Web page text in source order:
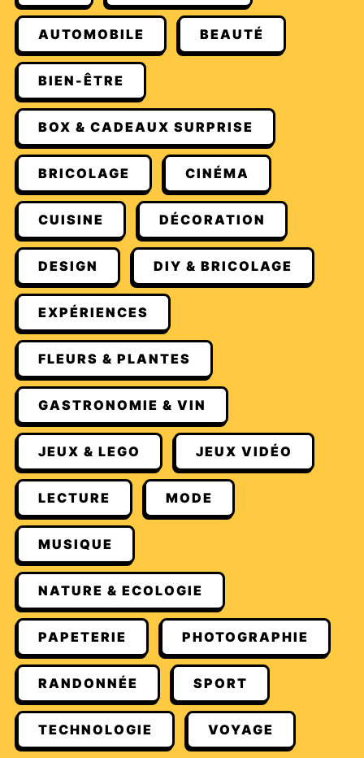
AUTOMOBILE BEAUTÉ
BIEN-ÊTRE
BOX & CADEAUX SURPRISE
BRICOLAGE CINÉMA
CUISINE DÉCORATION
DESIGN DIY & BRICOLAGE
EXPÉRIENCES
FLEURS & PLANTES
GASTRONOMIE & VIN
JEUX & LEGO JEUX VIDÉO
LECTURE MODE
MUSIQUE
NATURE & ECOLOGIE
PAPETERIE PHOTOGRAPHIE
RANDONNÉE SPORT
TECHNOLOGIE VOYAGE